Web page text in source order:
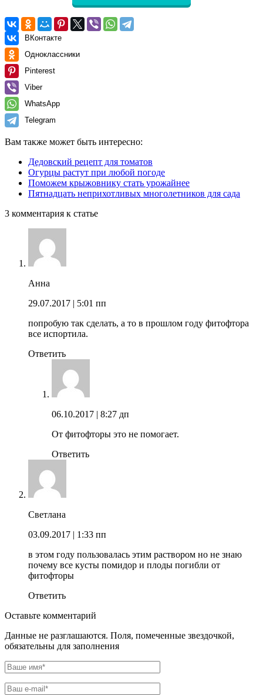
ВКонтакте
Одноклассники
Pinterest
Viber
WhatsApp
Telegram
Вам также может быть интересно:
Дедовский рецепт для томатов
Огурцы растут при любой погоде
Поможем крыжовнику стать урожайнее
Пятнадцать неприхотливых многолетников для сада
3 комментария к статье
Анна
29.07.2017 | 5:01 пп
попробую так сделать, а то в прошлом году фитофтора
все испортила.
Ответить
06.10.2017 | 8:27 дп
От фитофторы это не помогает.
Ответить
Светлана
03.09.2017 | 1:33 пп
в этом году пользовалась этим раствором но не знаю
почему все кусты помидор и плоды погибли от
фитофторы
Ответить
Оставьте комментарий
Данные не разглашаются. Поля, помеченные звездочкой,
обязательны для заполнения